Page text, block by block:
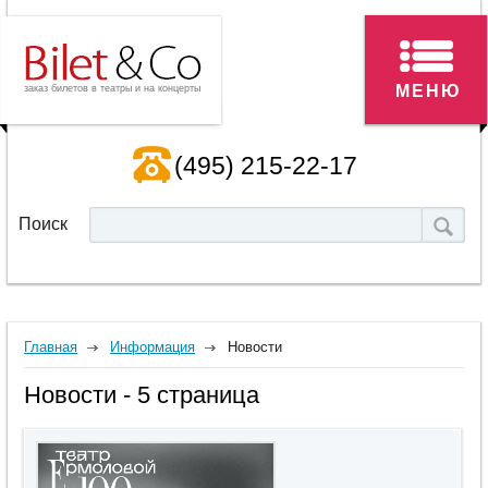
заказ билетов в театры и на концерты
(495) 215-22-17
Поиск
МЕНЮ
Главная Информация Новости
Новости - 5 страница